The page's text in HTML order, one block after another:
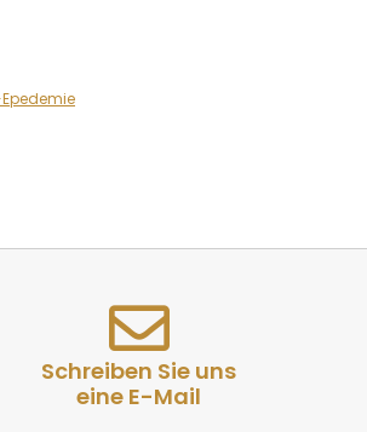
Schreiben Sie uns
eine E-Mail